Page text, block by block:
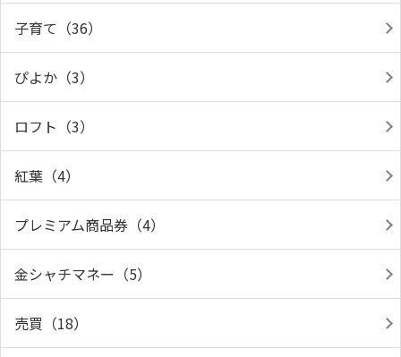
子育て（36）
ぴよか（3）
ロフト（3）
紅葉（4）
プレミアム商品券（4）
金シャチマネー（5）
売買（18）